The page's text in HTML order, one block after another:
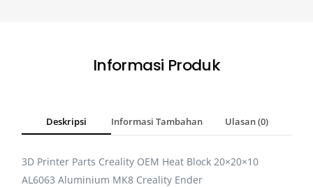
Informasi Produk
Deskripsi Informasi Tambahan Ulasan (0)
3D Printer Parts Creality OEM Heat Block 20×20×10
AL6063 Aluminium MK8 Creality Ender